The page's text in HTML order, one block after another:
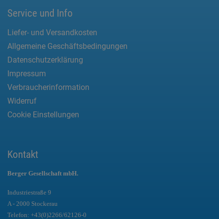
Service und Info
Liefer- und Versandkosten
Allgemeine Geschäftsbedingungen
Datenschutzerklärung
Impressum
Verbraucherinformation
Widerruf
Cookie Einstellungen
Kontakt
Berger Gesellschaft mbH.
Industriestraße 9
A - 2000 Stockerau
Telefon: +43(0)2266/62126-0